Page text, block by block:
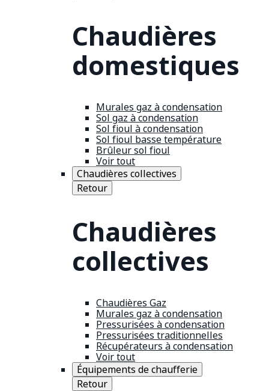
Chaudières
domestiques
Murales gaz à condensation
Sol gaz à condensation
Sol fioul à condensation
Sol fioul basse température
Brûleur sol fioul
Voir tout
Chaudières collectives
Retour
Chaudières
collectives
Chaudières Gaz
Murales gaz à condensation
Pressurisées à condensation
Pressurisées traditionnelles
Récupérateurs à condensation
Voir tout
Équipements de chaufferie
Retour